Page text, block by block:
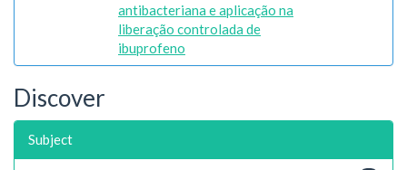
antibacteriana e aplicação na
liberação controlada de
ibuprofeno
Discover
Subject